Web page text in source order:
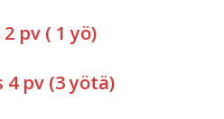
pv ( 1 yö)
pv (3 yötä)